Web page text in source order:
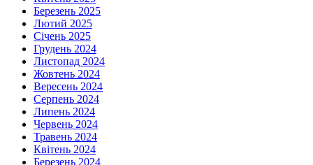
Березень 2025
Лютий 2025
Січень 2025
Грудень 2024
Листопад 2024
Жовтень 2024
Вересень 2024
Серпень 2024
Липень 2024
Червень 2024
Травень 2024
Квітень 2024
Березень 2024